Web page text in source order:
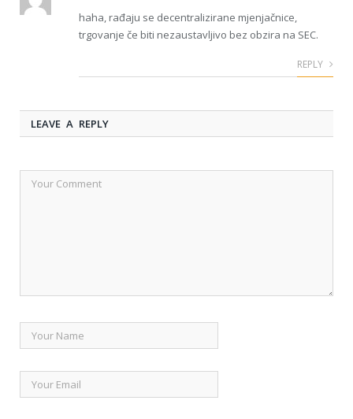
haha, rađaju se decentralizirane mjenjačnice,
trgovanje če biti nezaustavljivo bez obzira na SEC.
REPLY
LEAVE A REPLY